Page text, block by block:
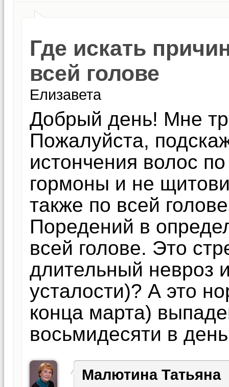
Где искать
всей голове
Елизавета
Добрый день! Мне
Пожалуйста,
истончения волос
гормоны и не
также по всей
Поредений в
всей голове. Это
длительный невроз
усталости)? А это
конца марта)
восьмидесяти в
Малютина Татьяна